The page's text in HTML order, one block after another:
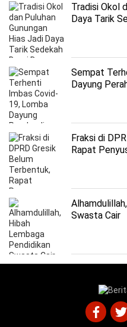
Tradisi Okol
Daya Tarik
Sempat
Dayung
Fraksi di
Rapat
Swasta Cair